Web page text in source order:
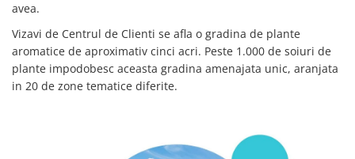
avea.
Vizavi de Centrul de Clienti se afla o gradina de plante
aromatice de aproximativ cinci acri. Peste 1.000 de soiuri de
plante impodobesc aceasta gradina amenajata unic, aranjata
in 20 de zone tematice diferite.